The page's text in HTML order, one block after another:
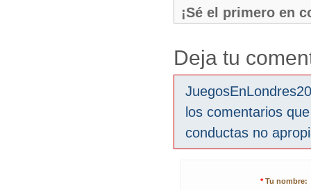
¡Sé el primero en
Deja tu
los comentarios
conductas no
* Tu nombre: